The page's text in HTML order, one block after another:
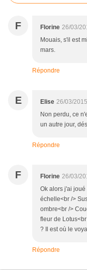
F Florine 26/03/
Mouais, s'il est
mars.
Répondre
E Elise 26/03/
Non perdu, ce
un autre jour,
Répondre
F Florine 26/03/
Ok alors j'ai joué
échelle<br />
ombre<br />
fleur de
? Il est où le
Répondre